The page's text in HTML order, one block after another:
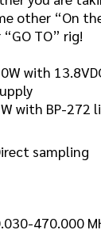
other “On
TO” rig!
with
with BP-272
sampling
470.000